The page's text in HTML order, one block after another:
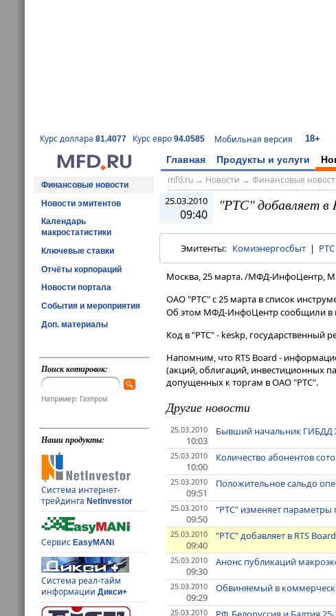
Курс доллара 81.4077 Курс евро 94.0585 Мобильная версия 18+
Главная Продукты и услуги
Финансовые новости
Новости эмитентов
Календарь
макростатистики
Ключевые ставки
Отчёты корпораций
Новости портала
События и мероприятия
Доп. материалы
Поиск котировок:
Например: Газпром
Наши продукты:
Система интернет-
трейдингаNetInvestor
СервисEasyMANi
Система реал-тайм
информацииДикси+
mfd.ru→ Новости → Финансовые
25.03.2010
09:40
"РТС" добавляет в
Эмитенты: Комиэнергосбыт | РТС
Москва, 25 марта. /МФД-ИнфоЦентр,
ОАО "РТС" с 25 марта в список
Об этом МФД-ИнфоЦентр сообщили в
Код в "РТС" - keskp, государственный
Напомним, что RTS Board -
(акций, облигаций, инвестиционных
допущенных к торгам в ОАО "РТС".
Другие новости
25.03.2010
10:03
Бывший начальник ГИБДД
25.03.2010
10:00
Количество абонентов
25.03.2010
09:51
Положительное сальдо
25.03.2010
09:50
"РТС" изменяет параметры
25.03.2010
09:40
"РТС" добавляет в RTS
25.03.2010
09:30
Анонс публикаций
25.03.2010
09:29
Обвиняемый в
25.03.2010